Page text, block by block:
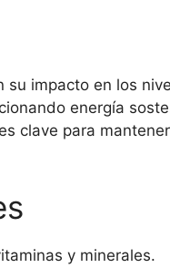
impacto en los
energía
clave para
y minerales.